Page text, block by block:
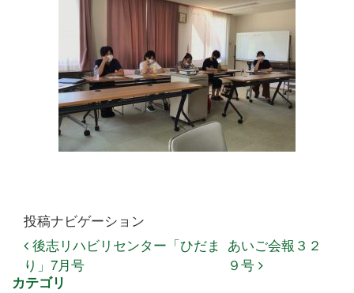
投稿ナビゲーション
後志リハビリセンター「ひだま
り」7月号
あいご会報３２
９号
カテゴリ